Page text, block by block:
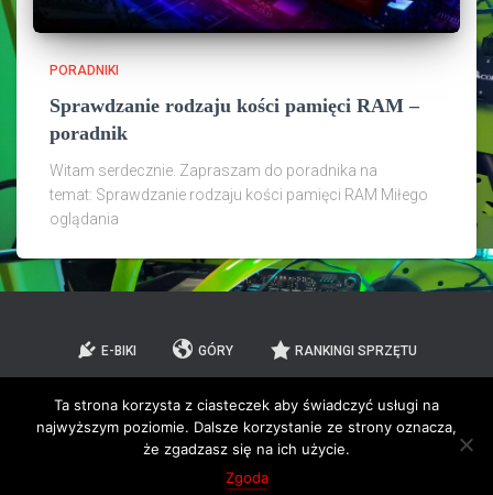
PORADNIKI
Sprawdzanie rodzaju kości pamięci RAM –
poradnik
Witam serdecznie. Zapraszam do poradnika na
temat: Sprawdzanie rodzaju kości pamięci RAM Miłego
oglądania
E-BIKI GÓRY RANKINGI SPRZĘTU
PORADNIKI TESTY/RECENZJE RECENZJE GIER
O MNIE KONTAKT
Ta strona korzysta z ciasteczek aby świadczyć usługi na
najwyższym poziomie. Dalsze korzystanie ze strony oznacza,
że zgadzasz się na ich użycie.
Zgoda